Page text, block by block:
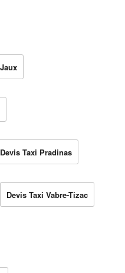
Devis Taxi Pradinas
Devis Taxi Vabre-Tizac